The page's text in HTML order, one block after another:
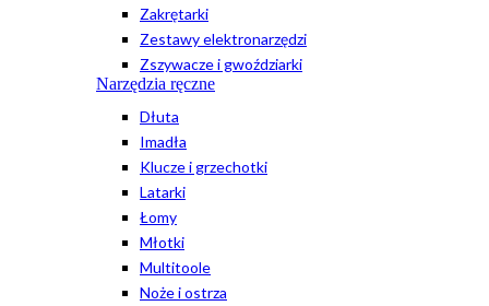
Zakrętarki
Zestawy elektronarzędzi
Zszywacze i gwoździarki
Narzędzia ręczne
Dłuta
Imadła
Klucze i grzechotki
Latarki
Łomy
Młotki
Multitoole
Noże i ostrza